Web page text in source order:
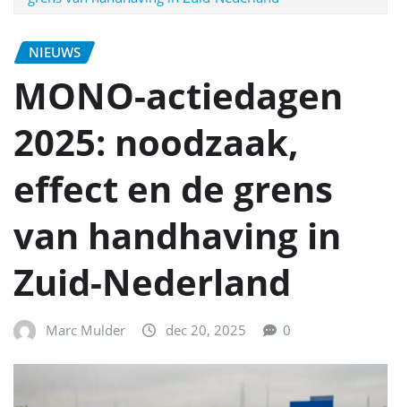
NIEUWS
MONO-actiedagen
2025: noodzaak,
effect en de grens
van handhaving in
Zuid-Nederland
Marc Mulder dec 20, 2025 0